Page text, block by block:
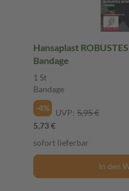
Hansaplast
Bandage
1 St
Bandage
-4%
UVP: 5,95 €
5,73 €
sofort lieferbar
In den